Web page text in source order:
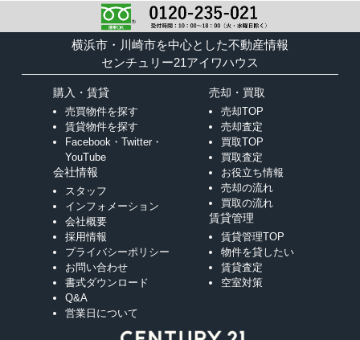
横浜市・川崎市を中心とした不動産情報
センチュリー21アイワハウス
購入・賃貸
売買物件を探す
賃貸物件を探す
Facebook・Twitter・
YouTube
会社情報
スタッフ
インフォメーション
会社概要
採用情報
プライバシーポリシー
お問い合わせ
書式ダウンロード
Q&A
営業日について
売却・買取
売却TOP
売却査定
買取TOP
買取査定
お役立ち情報
売却の流れ
買取の流れ
賃貸管理
賃貸管理TOP
物件を貸したい
賃貸査定
空室対策